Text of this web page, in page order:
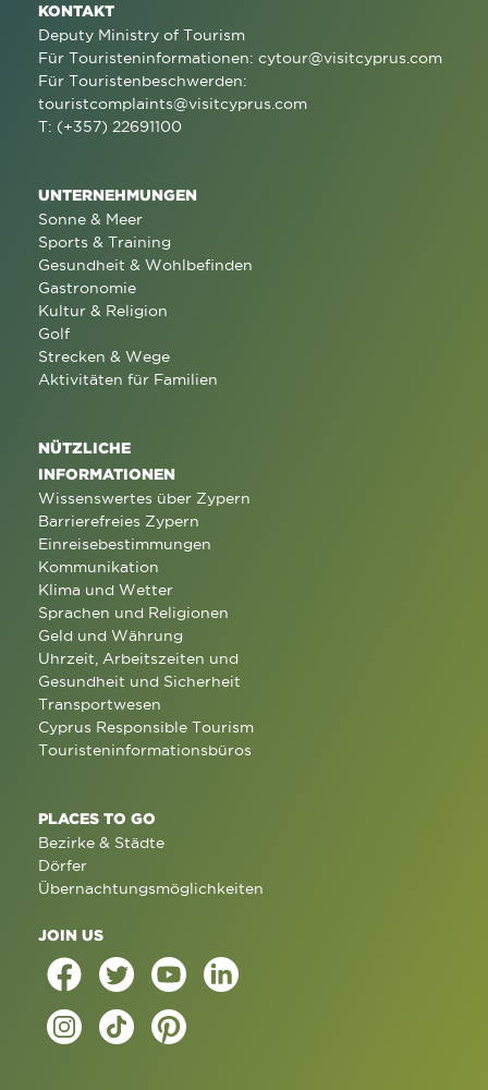
KONTAKT
Deputy Ministry of Tourism
Für Touristeninformationen: cytour@visitcyprus.com
Für Touristenbeschwerden:
touristcomplaints@visitcyprus.com
T: (+357) 22691100
UNTERNEHMUNGEN
Sonne & Meer
Sports & Training
Gesundheit & Wohlbefinden
Gastronomie
Kultur & Religion
Golf
Strecken & Wege
Aktivitäten für Familien
NÜTZLICHE
INFORMATIONEN
Wissenswertes über Zypern
Barrierefreies Zypern
Einreisebestimmungen
Kommunikation
Klima und Wetter
Sprachen und Religionen
Geld und Währung
Uhrzeit, Arbeitszeiten und
Gesundheit und Sicherheit
Transportwesen
Cyprus Responsible Tourism
Touristeninformationsbüros
PLACES TO GO
Bezirke & Städte
Dörfer
Übernachtungsmöglichkeiten
JOIN US